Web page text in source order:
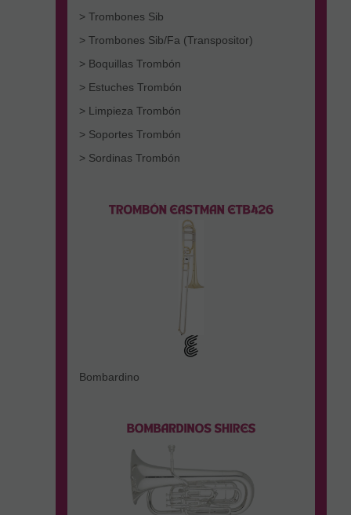
> Trombones Sib
> Trombones Sib/Fa (Transpositor)
> Boquillas Trombón
> Estuches Trombón
> Limpieza Trombón
> Soportes Trombón
> Sordinas Trombón
Bombardino